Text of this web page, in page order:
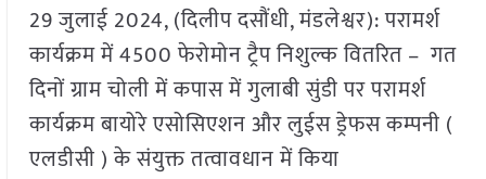
29 जुलाई 2024, (दिलीप दसौंधी, मंडलेश्वर): परामर्श
कार्यक्रम में 4500 फेरोमोन ट्रैप निशुल्क वितरित – गत
दिनों ग्राम चोली में कपास में गुलाबी सुंडी पर परामर्श
कार्यक्रम बायोरे एसोसिएशन और लुईस ड्रेफस कम्पनी (
एलडीसी ) के संयुक्त तत्वावधान में किया